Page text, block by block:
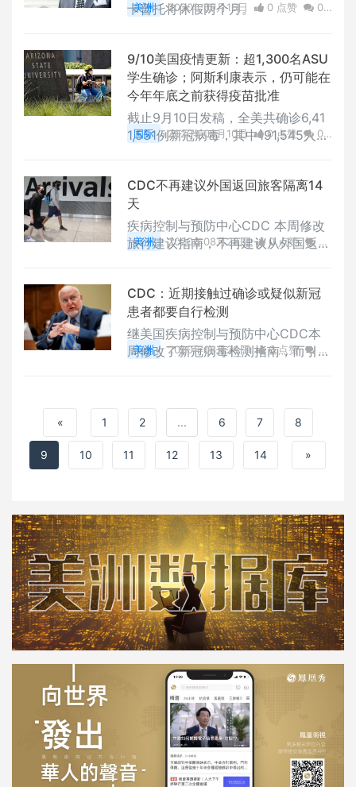
卡普托将休假两个月。
美洲 2020年09月16日 0 点赞
0
9/10美国疫情更新：超1,300名ASU
学生确诊；阿斯利康表示，仍可能在
今年年底之前获得疫苗批准
截止9月10日发稿，全美共确诊6,41
1,551例新冠病毒，其中191,545人死
国际 2020年09月10日 0 点赞
0
CDC不再建议外国返回旅客隔离14
天
疾病控制与预防中心CDC 本周修改
旅行建议指南，不再建议从外国返美
美洲 2020年08月28日 0 点赞
0
CDC：近期接触过确诊或疑似新冠
患者都要自行检测
继美国疾病控制与预防中心CDC本
周修改了新冠病毒检测指南，而引发
美洲 2020年08月28日 0 点赞
0
« 1 2 ... 6 7 8
9 10 11 12 13 14 »